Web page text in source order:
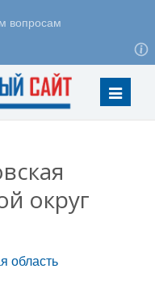
Меню
округ
область